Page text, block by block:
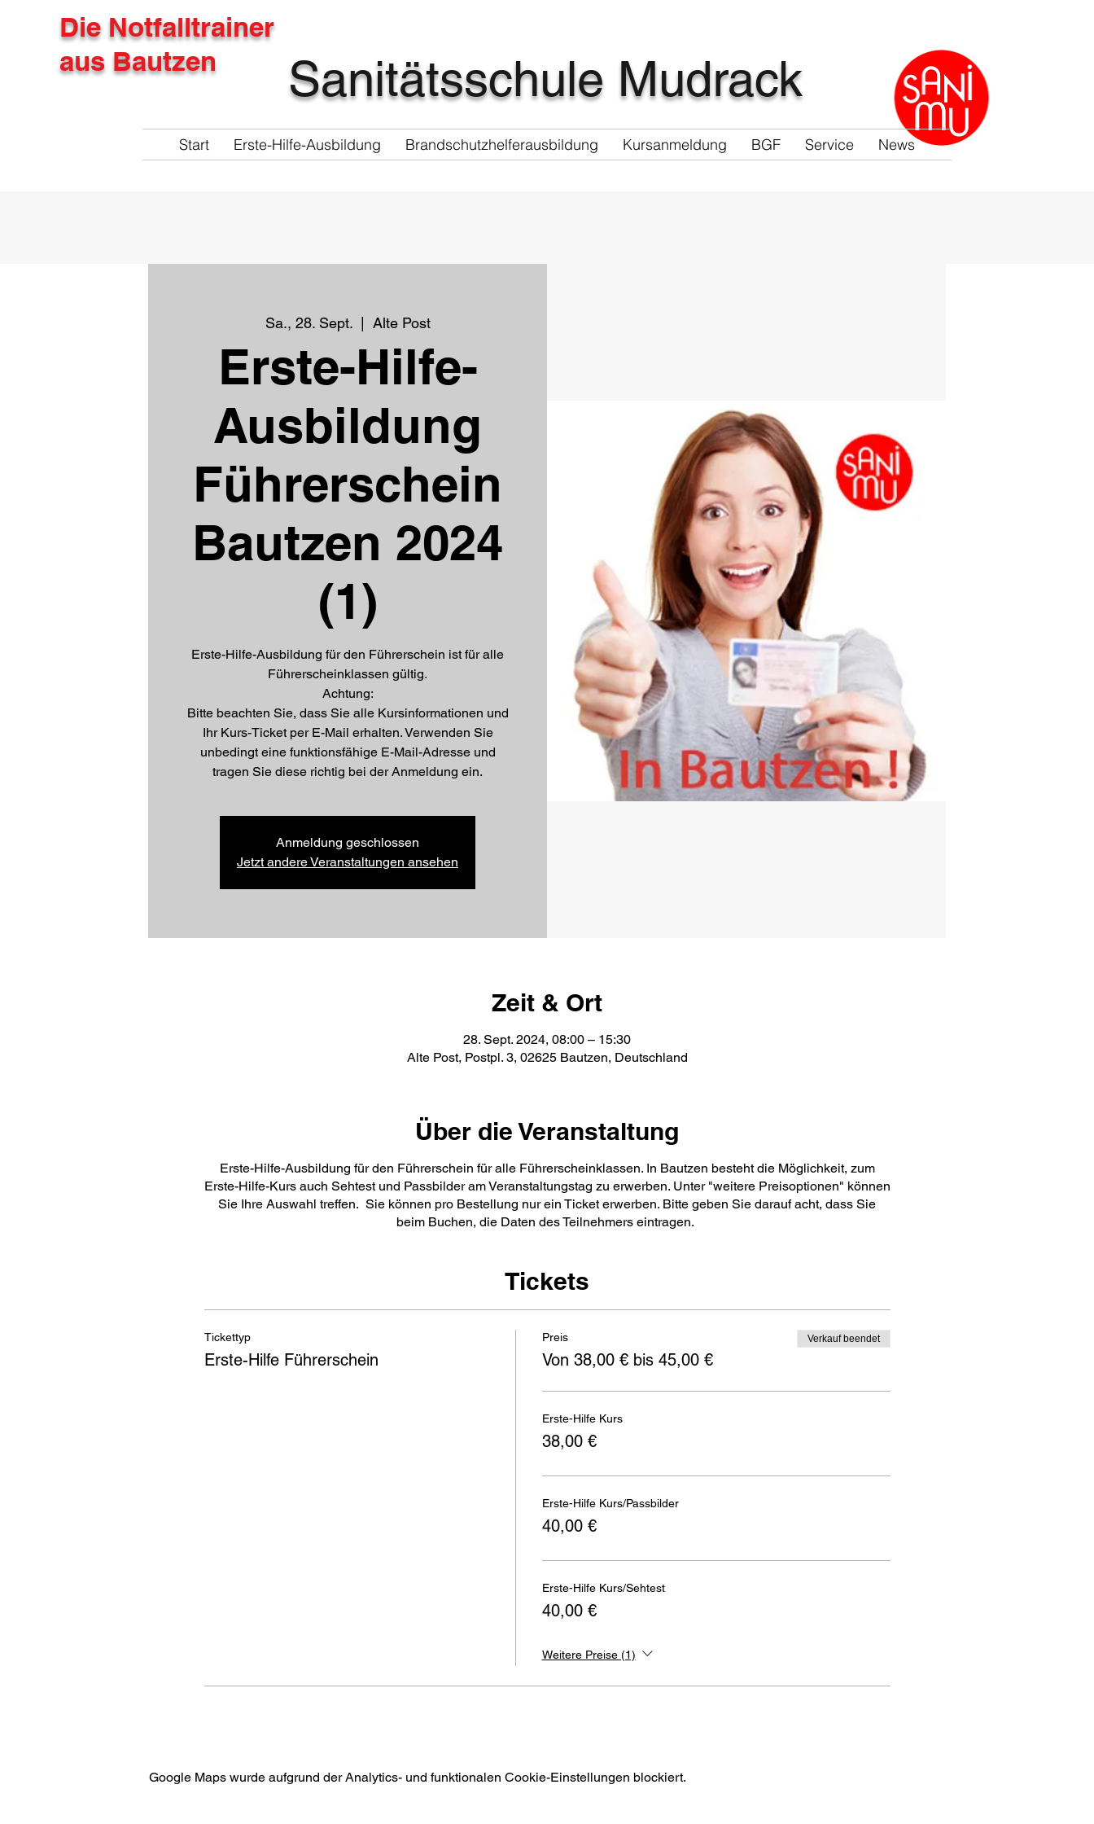
Die Notfalltrainer
aus Bautzen
Sanitätsschule Mudrack
Start Erste-Hilfe-Ausbildung Brandschutzhelferausbildung Kursanmeldung BGF Service News
Sa., 28. Sept.
  |
Alte Post
Erste-Hilfe-
Ausbildung
Führerschein
Bautzen 2024
(1)
Erste-Hilfe-Ausbildung für den Führerschein ist für alle
Führerscheinklassen gültig.
Achtung:
Bitte beachten Sie, dass Sie alle Kursinformationen und
Ihr Kurs-Ticket per E-Mail erhalten. Verwenden Sie
unbedingt eine funktionsfähige E-Mail-Adresse und
tragen Sie diese richtig bei der Anmeldung ein.
Anmeldung geschlossen
Jetzt andere Veranstaltungen ansehen
Zeit & Ort
28. Sept. 2024, 08:00 – 15:30
Alte Post, Postpl. 3, 02625 Bautzen, Deutschland
Über die Veranstaltung
Erste-Hilfe-Ausbildung für den Führerschein für alle Führerscheinklassen. In Bautzen besteht die Möglichkeit, zum
Erste-Hilfe-Kurs auch Sehtest und Passbilder am Veranstaltungstag zu erwerben. Unter "weitere Preisoptionen" können
Sie Ihre Auswahl treffen. Sie können pro Bestellung nur ein Ticket erwerben. Bitte geben Sie darauf acht, dass Sie
beim Buchen, die Daten des Teilnehmers eintragen.
Tickets
Tickettyp
Erste-Hilfe Führerschein
Preis
Von 38,00 € bis 45,00 €
Verkauf beendet
Erste-Hilfe Kurs
38,00 €
Erste-Hilfe Kurs/Passbilder
40,00 €
Erste-Hilfe Kurs/Sehtest
40,00 €
Weitere Preise (1)
Google Maps wurde aufgrund der Analytics- und funktionalen Cookie-Einstellungen blockiert.